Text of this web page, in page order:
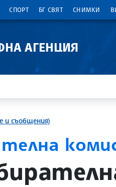
СПОРТ БГ СВЯТ СНИМКИ
АГЕНЦИЯ
и съобщения)